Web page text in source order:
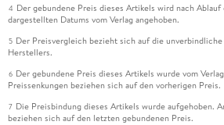
4 Der gebundene Preis dieses Artikels wird nach
dargestellten Datums vom Verlag angehoben.
5 Der Preisvergleich bezieht sich auf die
Herstellers.
6 Der gebundene Preis dieses Artikels wurde vom
Preissenkungen beziehen sich auf den vorherigen Preis.
7 Die Preisbindung dieses Artikels wurde aufgehoben.
beziehen sich auf den letzten gebundenen Preis.